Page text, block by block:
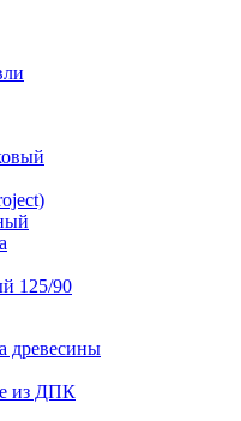
125/90
древесины
из ДПК